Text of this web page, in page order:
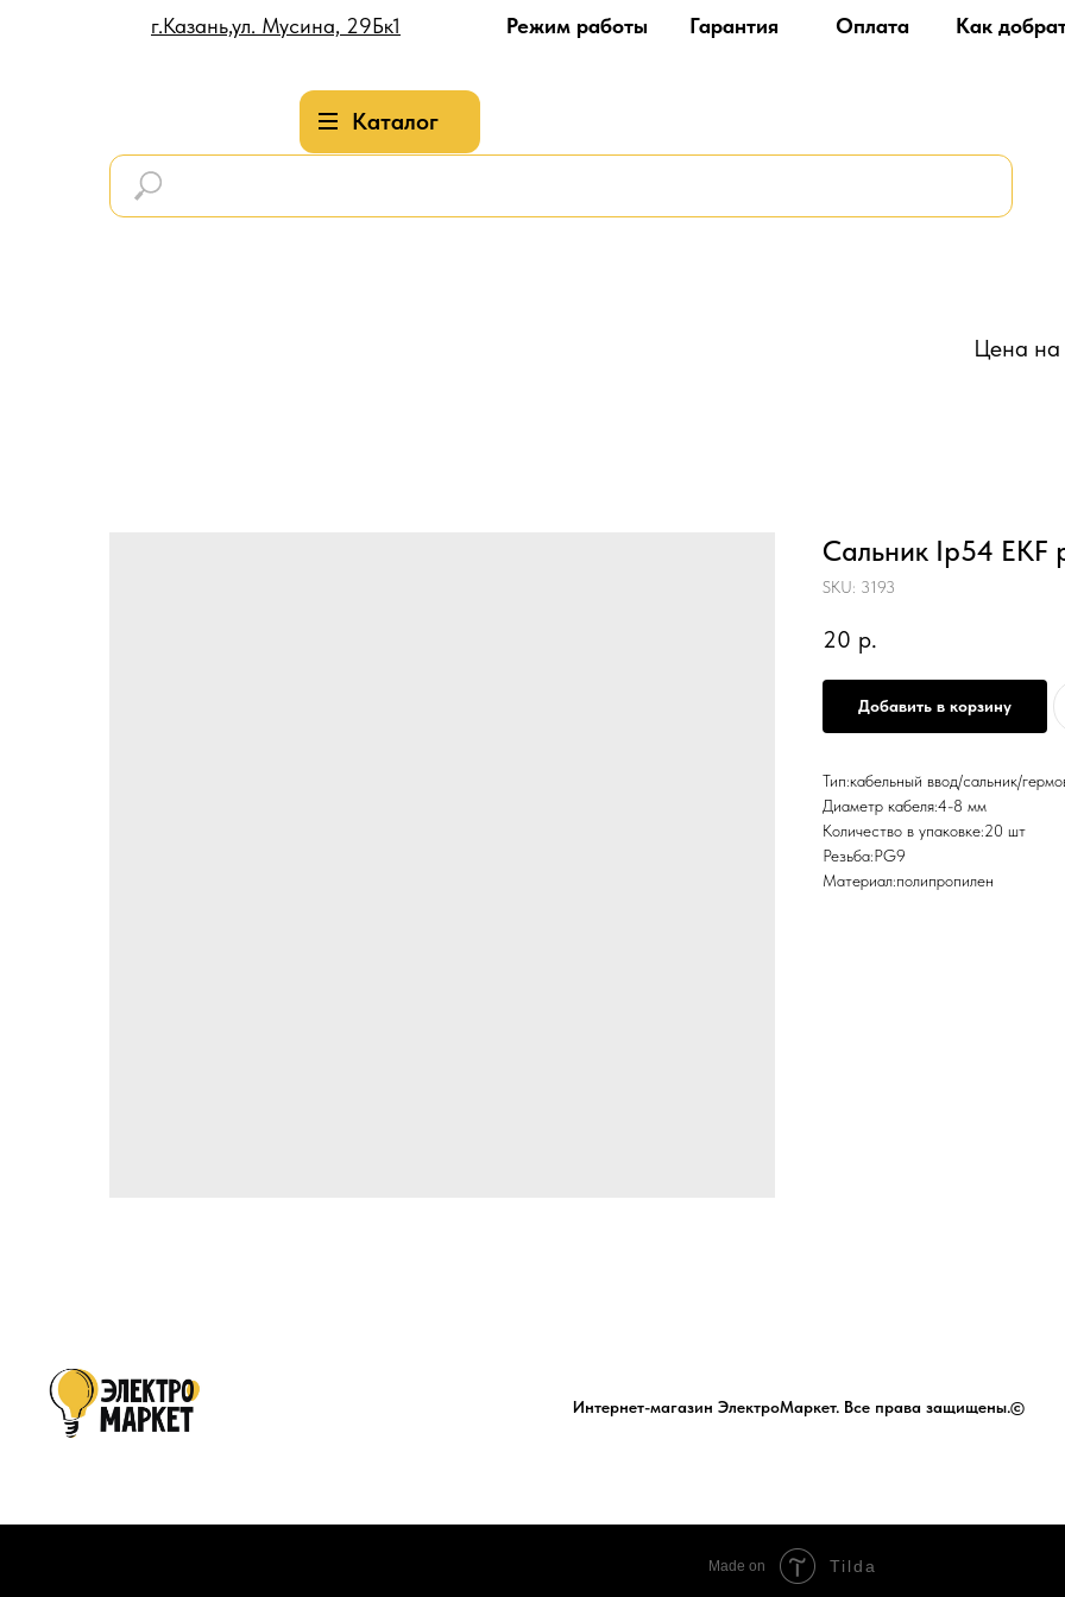
г.Казань,ул. Мусина, 29Бк1
Каталог
Гарантия Оплата
Режим работы Как
Цена на
Сальник Ip54 EKF
SKU: 3193
20 р.
Добавить в корзину
Тип:кабельный ввод/сальник/
Диаметр кабеля:4-8 мм
Количество в упаковке:20 шт
Резьба:PG9
Материал:полипропилен
Интернет-магазин ЭлектроМаркет. Все права защищены.©
Made on Tilda